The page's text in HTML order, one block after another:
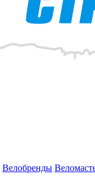
Велобренды